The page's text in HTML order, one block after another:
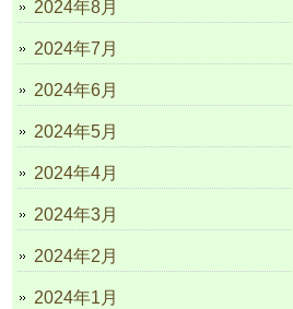
2024年8月
2024年7月
2024年6月
2024年5月
2024年4月
2024年3月
2024年2月
2024年1月